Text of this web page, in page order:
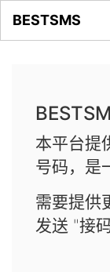
BESTSMS
本平台提
号码，是
需要提供
发送 "接